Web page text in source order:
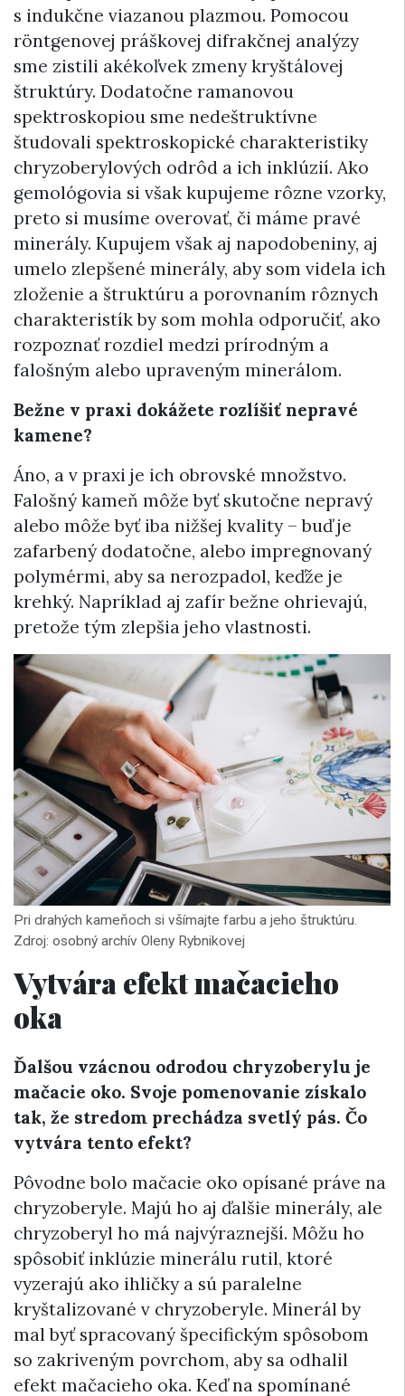
s indukčne viazanou plazmou. Pomocou
röntgenovej práškovej difrakčnej analýzy
sme zistili akékoľvek zmeny kryštálovej
štruktúry. Dodatočne ramanovou
spektroskopiou sme nedeštruktívne
študovali spektroskopické charakteristiky
chryzoberylových odrôd a ich inklúzií. Ako
gemológovia si však kupujeme rôzne vzorky,
preto si musíme overovať, či máme pravé
minerály. Kupujem však aj napodobeniny, aj
umelo zlepšené minerály, aby som videla ich
zloženie a štruktúru a porovnaním rôznych
charakteristík by som mohla odporučiť, ako
rozpoznať rozdiel medzi prírodným a
falošným alebo upraveným minerálom.
Bežne v praxi dokážete rozlíšiť nepravé
kamene?
Áno, a v praxi je ich obrovské množstvo.
Falošný kameň môže byť skutočne nepravý
alebo môže byť iba nižšej kvality – buď je
zafarbený dodatočne, alebo impregnovaný
polymérmi, aby sa nerozpadol, keďže je
krehký. Napríklad aj zafír bežne ohrievajú,
pretože tým zlepšia jeho vlastnosti.
Pri drahých kameňoch si všímajte farbu a jeho štruktúru.
Zdroj: osobný archív Oleny Rybnikovej
Vytvára efekt mačacieho
oka
Ďalšou vzácnou odrodou chryzoberylu je
mačacie oko. Svoje pomenovanie získalo
tak, že stredom prechádza svetlý pás. Čo
vytvára tento efekt?
Pôvodne bolo mačacie oko opísané práve na
chryzoberyle. Majú ho aj ďalšie minerály, ale
chryzoberyl ho má najvýraznejší. Môžu ho
spôsobiť inklúzie minerálu rutil, ktoré
vyzerajú ako ihličky a sú paralelne
kryštalizované v chryzoberyle. Minerál by
mal byť spracovaný špecifickým spôsobom
so zakriveným povrchom, aby sa odhalil
efekt mačacieho oka. Keď na spomínané